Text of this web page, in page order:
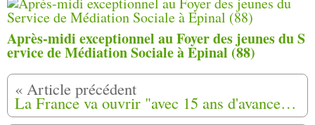
Après-midi exceptionnel au Foyer des jeunes du S
ervice de Médiation Sociale à Epinal (88)
La France va ouvrir "avec 15 ans d'avance" ses archives sur la guerre d'Algérie